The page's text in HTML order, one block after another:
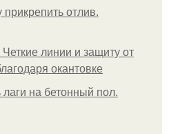
прикрепить отлив.
линии и защиту от
окантовке
на бетонный пол.